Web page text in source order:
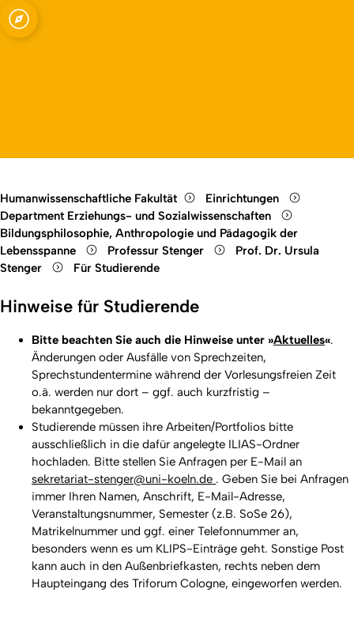
-
Dr. Stenger
Open quicklink menu
Humanwissenschaftliche Fakultät
Einrichtungen
Department Erziehungs- und Sozialwissenschaften
Bildungsphilosophie, Anthropologie und Pädagogik der
Lebensspanne
Professur Stenger
Prof. Dr. Ursula
Stenger
Für Studierende
Hinweise für Studierende
Bitte beachten Sie auch die Hinweise unter »Aktuelles«.
Änderungen oder Ausfälle von Sprechzeiten,
Sprechstundentermine während der Vorlesungsfreien Zeit
o.ä. werden nur dort – ggf. auch kurzfristig –
bekanntgegeben.
Studierende müssen ihre Arbeiten/Portfolios bitte
ausschließlich in die dafür angelegte ILIAS-Ordner
hochladen. Bitte stellen Sie Anfragen per E-Mail an
sekretariat-stenger@uni-koeln.de . Geben Sie bei Anfragen
immer Ihren Namen, Anschrift, E-Mail-Adresse,
Veranstaltungsnummer, Semester (z.B. SoSe 26),
Matrikelnummer und ggf. einer Telefonnummer an,
besonders wenn es um KLIPS-Einträge geht. Sonstige Post
kann auch in den Außenbriefkasten, rechts neben dem
Haupteingang des Triforum Cologne, eingeworfen werden.